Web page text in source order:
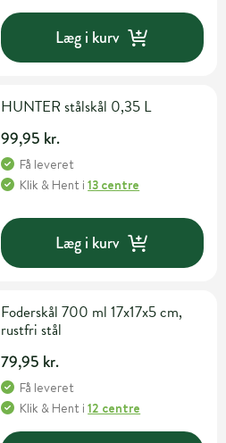
Læg i kurv
HUNTER stålskål 0,35 L
99,95 kr.
Få leveret
Klik & Hent i13 centre
Læg i kurv
Foderskål 700 ml 17x17x5 cm,
rustfri stål
79,95 kr.
Få leveret
Klik & Hent i12 centre